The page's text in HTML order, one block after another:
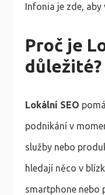
Infonia je zde, aby
Proč je
důležité?
Lokální SEO
podnikání v
služby nebo
hledají něco v
smartphone nebo